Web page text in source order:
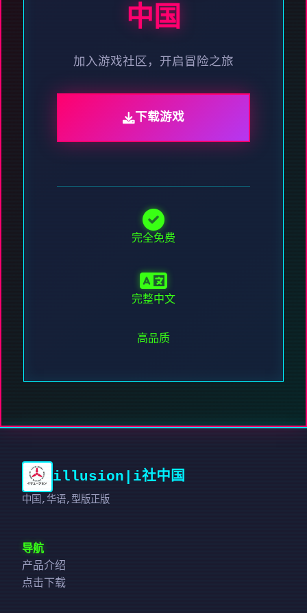
中国
加入游戏社区，开启冒险之旅
下载游戏
完全免费
完整中文
高品质
illusion|i社中国
中国,华语,型版正版
导航
产品介绍
点击下载